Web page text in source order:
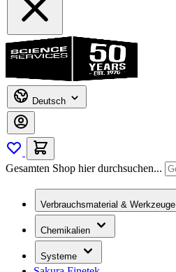
Deutsch
Gesamten Shop hier durchsuchen...
Verbrauchsmaterial & Werkzeuge
Chemikalien
Systeme